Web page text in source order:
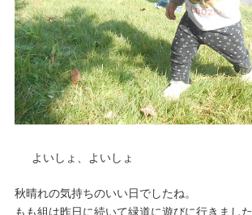
よいしょ、よいしょ
秋晴れの気持ちのいい日でしたね。
もも組は昨日に続いて緑道に遊びに行きました